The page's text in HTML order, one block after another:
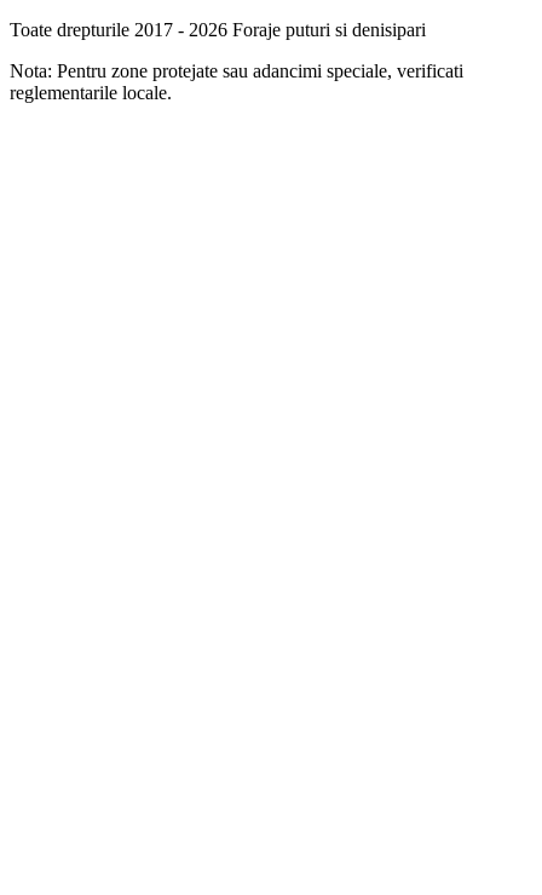
Toate drepturile 2017 - 2026 Foraje puturi si denisipari
Nota: Pentru zone protejate sau adancimi speciale, verificati
reglementarile locale.